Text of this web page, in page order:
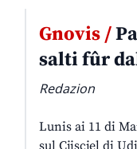
Gnovis /
salti fûr
Redazion
Lunis ai 11 di
sul Cjiscjel di